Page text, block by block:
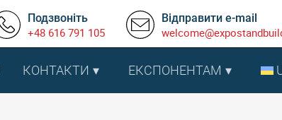
Подзвоніть
+48 616 791 105
Відправити e-mail
КОНТАКТИ ЕКСПОНЕНТАМ